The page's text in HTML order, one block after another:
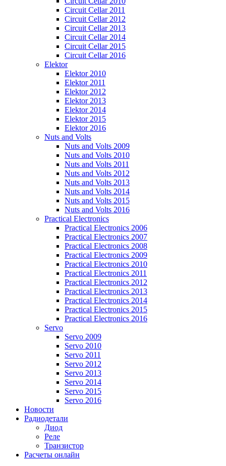
Circuit Cellar 2011
Circuit Cellar 2012
Circuit Cellar 2013
Circuit Cellar 2014
Circuit Cellar 2015
Circuit Cellar 2016
Elektor
Elektor 2010
Elektor 2011
Elektor 2012
Elektor 2013
Elektor 2014
Elektor 2015
Elektor 2016
Nuts and Volts
Nuts and Volts 2009
Nuts and Volts 2010
Nuts and Volts 2011
Nuts and Volts 2012
Nuts and Volts 2013
Nuts and Volts 2014
Nuts and Volts 2015
Nuts and Volts 2016
Practical Electronics
Practical Electronics 2006
Practical Electronics 2007
Practical Electronics 2008
Practical Electronics 2009
Practical Electronics 2010
Practical Electronics 2011
Practical Electronics 2012
Practical Electronics 2013
Practical Electronics 2014
Practical Electronics 2015
Practical Electronics 2016
Servo
Servo 2009
Servo 2010
Servo 2011
Servo 2012
Servo 2013
Servo 2014
Servo 2015
Servo 2016
Новости
Радиодетали
Диод
Реле
Транзистор
Расчеты онлайн